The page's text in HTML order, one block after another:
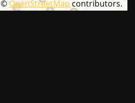
©OpenStreetMap contributors.